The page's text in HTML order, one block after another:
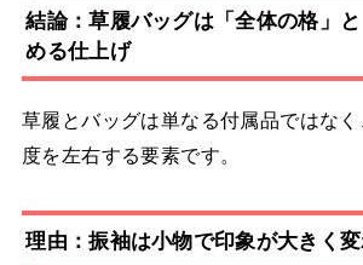
結論：草履バッグは「全体の格」
める仕上げ
草履とバッグは単なる付属品ではな
度を左右する要素です。
理由：振袖は小物で印象が大きく